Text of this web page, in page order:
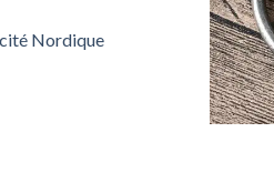
Nordique